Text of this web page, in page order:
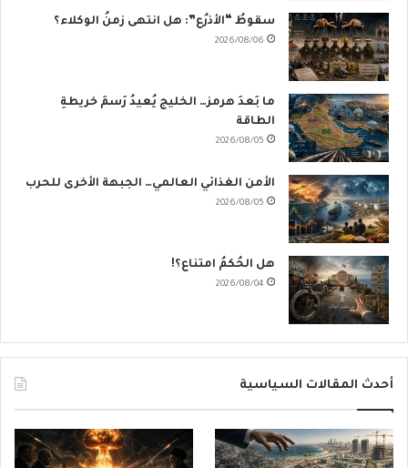
سقوطُ “الأذرُع”: هل انتهى زمنُ الوكلاء؟
2026/08/06
ما بَعدَ هرمز… الخليج يُعيدُ رَسمَ خريطةِ
الطاقة
2026/08/05
الأمن الغذائي العالمي… الجبهة الأخرى للحرب
2026/08/05
هل الحُكمُ امتناع؟!
2026/08/04
أحدث المقالات السياسية